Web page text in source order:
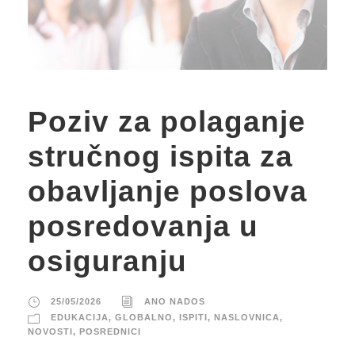
Poziv za polaganje
stručnog ispita za
obavljanje poslova
posredovanja u
osiguranju
25/05/2026
ANO NADOS
EDUKACIJA, GLOBALNO, ISPITI, NASLOVNICA,
NOVOSTI, POSREDNICI